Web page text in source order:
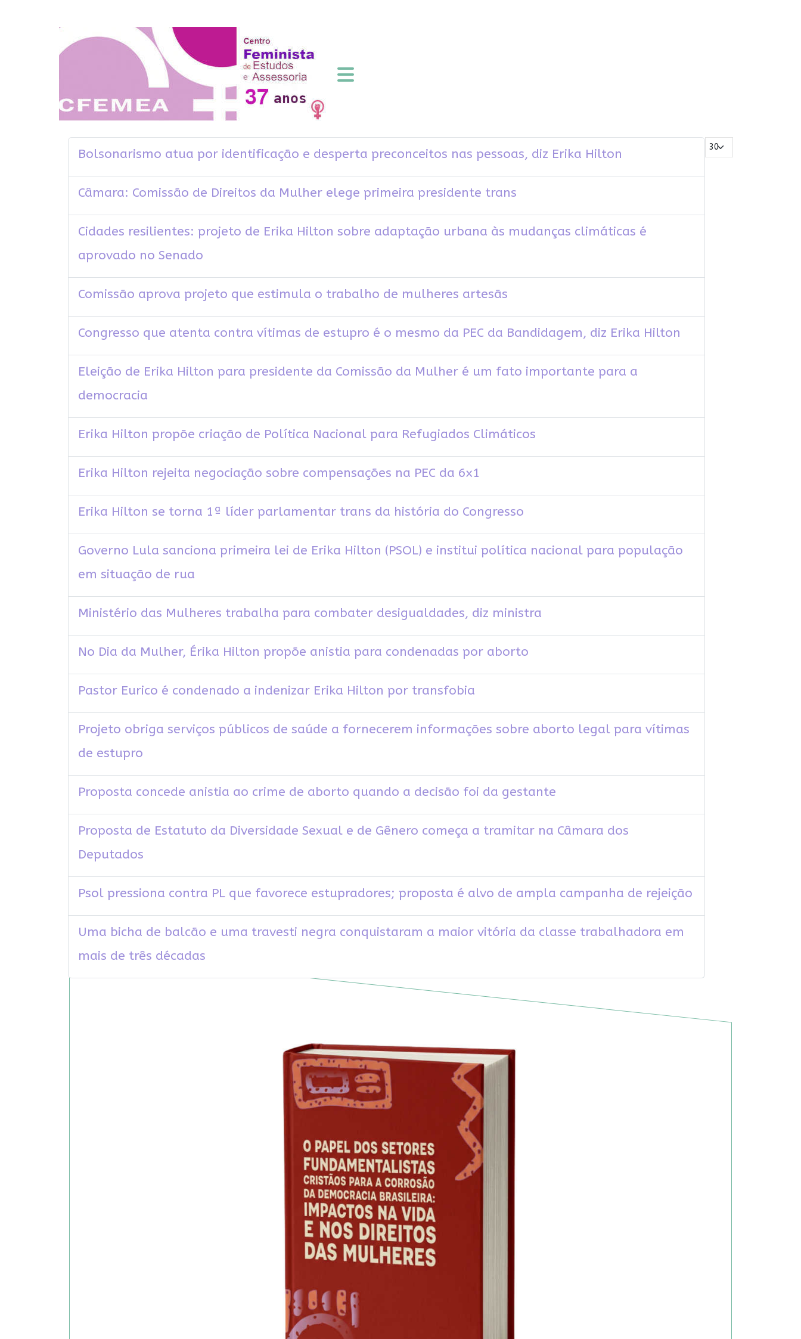
Mostrar #
Bolsonarismo atua por identificação e desperta preconceitos nas pessoas, diz Erika Hilton
Câmara: Comissão de Direitos da Mulher elege primeira presidente trans
Cidades resilientes: projeto de Erika Hilton sobre adaptação urbana às mudanças climáticas é
aprovado no Senado
Comissão aprova projeto que estimula o trabalho de mulheres artesãs
Congresso que atenta contra vítimas de estupro é o mesmo da PEC da Bandidagem, diz Erika Hilton
Eleição de Erika Hilton para presidente da Comissão da Mulher é um fato importante para a
democracia
Erika Hilton propõe criação de Política Nacional para Refugiados Climáticos
Erika Hilton rejeita negociação sobre compensações na PEC da 6x1
Erika Hilton se torna 1ª líder parlamentar trans da história do Congresso
Governo Lula sanciona primeira lei de Erika Hilton (PSOL) e institui política nacional para população
em situação de rua
Ministério das Mulheres trabalha para combater desigualdades, diz ministra
No Dia da Mulher, Érika Hilton propõe anistia para condenadas por aborto
Pastor Eurico é condenado a indenizar Erika Hilton por transfobia
Projeto obriga serviços públicos de saúde a fornecerem informações sobre aborto legal para vítimas
de estupro
Proposta concede anistia ao crime de aborto quando a decisão foi da gestante
Proposta de Estatuto da Diversidade Sexual e de Gênero começa a tramitar na Câmara dos
Deputados
Psol pressiona contra PL que favorece estupradores; proposta é alvo de ampla campanha de rejeição
Uma bicha de balcão e uma travesti negra conquistaram a maior vitória da classe trabalhadora em
mais de três décadas